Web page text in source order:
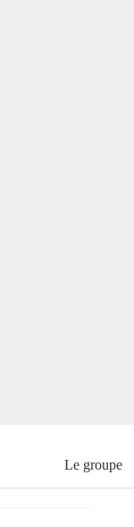
Le groupe